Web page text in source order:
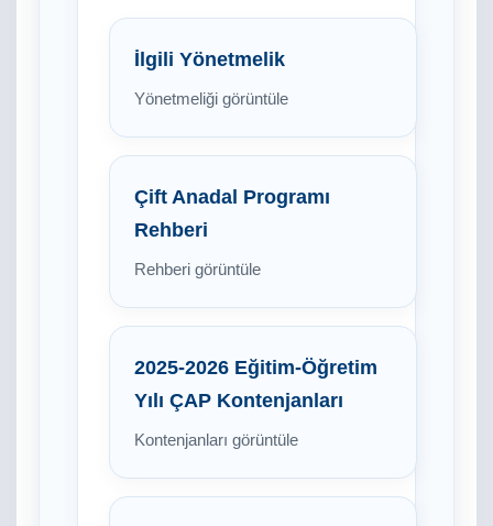
İlgili Yönetmelik
Yönetmeliği görüntüle
Çift Anadal Programı
Rehberi
Rehberi görüntüle
2025-2026 Eğitim-Öğretim
Yılı ÇAP Kontenjanları
Kontenjanları görüntüle